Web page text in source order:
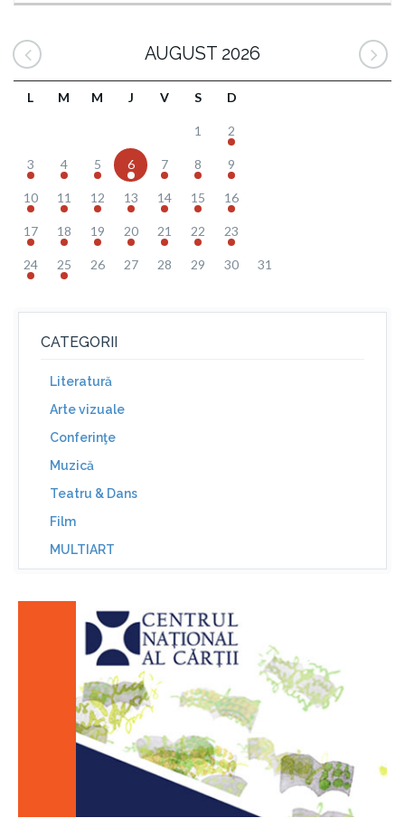
AUGUST 2026
L M M J V S D
1 2
3 4 5 6 7 8 9
10 11 12 13 14 15 16
17 18 19 20 21 22 23
24 25 26 27 28 29 30 31
CATEGORII
Literatură
Arte vizuale
Conferinţe
Muzică
Teatru & Dans
Film
MULTIART